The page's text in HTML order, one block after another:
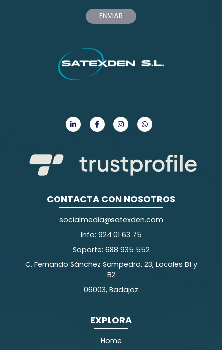
ENVIAR
EXPLORA
Home
CONTACTA CON NOSOTROS
socialmedia@satexden.com
Info: 924 01 63 75
Soporte: 688 935 552
C. Fernando Sánchez Sampedro, 23, Locales B1 y
B2
06003, Badajoz